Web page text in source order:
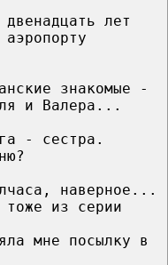
лет
знакомые -
и Валера...
- сестра.
наверное...
тоже из серии
мне посылку в